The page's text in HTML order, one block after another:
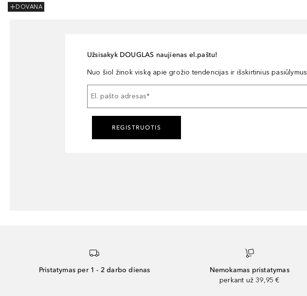
DOVANA
Užsisakyk DOUGLAS naujienas el.paštu!
Nuo šiol žinok viską apie grožio tendencijas ir išskirtinius pasiūlymus
El. pašto adresas*
REGISTRUOTIS
Pristatymas per 1 - 2 darbo dienas
Nemokamas pristatymas
perkant už 39,95 €